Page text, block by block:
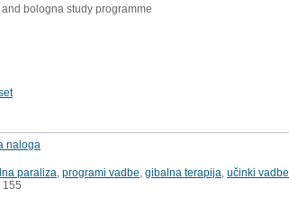
bologna study programme
naloga
paraliza programi vadbe gibalna terapija učinki vadbe
155